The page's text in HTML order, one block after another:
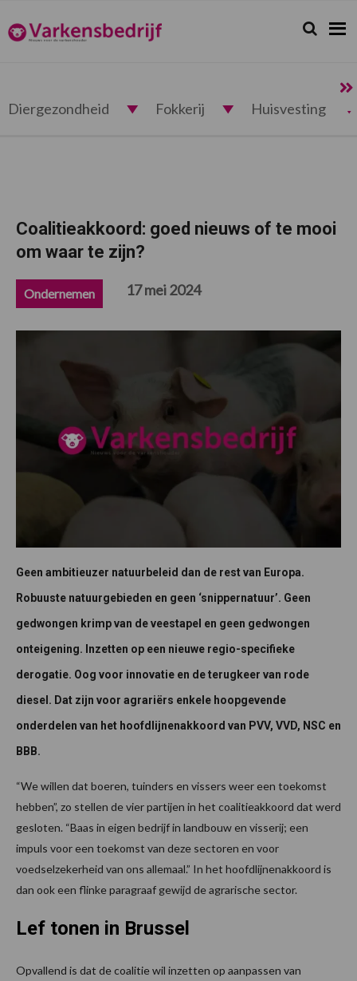
de
hoofdnavigatie
de
hoofd
de
eerste
de
voettekst
Varkensbedrijf.nl Zoeken...
Zoek
Diergezondheid Fokkerij Huisvesting
Coalitieakkoord: goed nieuws of te mooi
om waar te zijn?
Ondernemen 17 mei 2024
Geen ambitieuzer natuurbeleid dan de rest van Europa.
Robuuste natuurgebieden en geen ‘snippernatuur’. Geen
gedwongen krimp van de veestapel en geen gedwongen
onteigening. Inzetten op een nieuwe regio-specifieke
derogatie. Oog voor innovatie en de terugkeer van rode
diesel. Dat zijn voor agrariërs enkele hoopgevende
onderdelen van het hoofdlijnenakkoord van PVV, VVD, NSC en
BBB.
“We willen dat boeren, tuinders en vissers weer een toekomst
hebben”, zo stellen de vier partijen in het coalitieakkoord dat werd
gesloten. “Baas in eigen bedrijf in landbouw en visserij; een
impuls voor een toekomst van deze sectoren en voor
voedselzekerheid van ons allemaal.” In het hoofdlijnenakkoord is
dan ook een flinke paragraaf gewijd de agrarische sector.
Lef tonen in Brussel
Opvallend is dat de coalitie wil inzetten op aanpassen van